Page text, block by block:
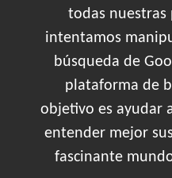
todas nuestras
intentamos
búsqueda de
plataforma de
objetivo es ayudar
entender mejor
fascinante